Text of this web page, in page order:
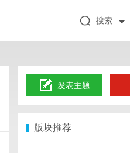
搜索
发表主题
版块推荐